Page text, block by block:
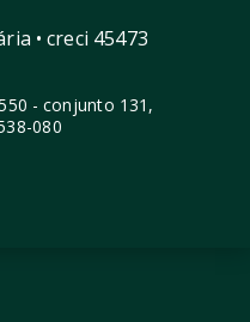
• creci 45473
- conjunto 131,
080